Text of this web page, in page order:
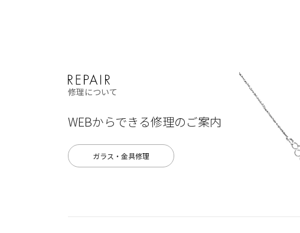
修理について
WEBからできる修理のご案内
ガラス・金具修理